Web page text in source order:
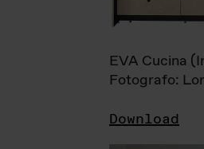
EVA Cucina
Fotografo:
Download